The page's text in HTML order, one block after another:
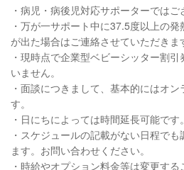
・病児・病後児対応サポーターではご
・万が一サポート中に37.5度以上の
が出た場合はご連絡させていただきま
・現時点で企業型ベビーシッター割
いません。
・面談につきまして、基本的にはオ
す。
・日にちによっては時間延長可能です。
・スケジュールの記載がない日程で
ます。お問い合わせください。
・時給やオプション料金等は変更する